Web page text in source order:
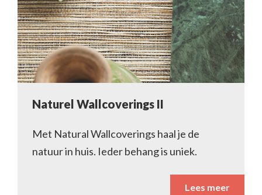
Naturel Wallcoverings II
Met Natural Wallcoverings haal je de
natuur in huis. Ieder behang is uniek.
Lees meer